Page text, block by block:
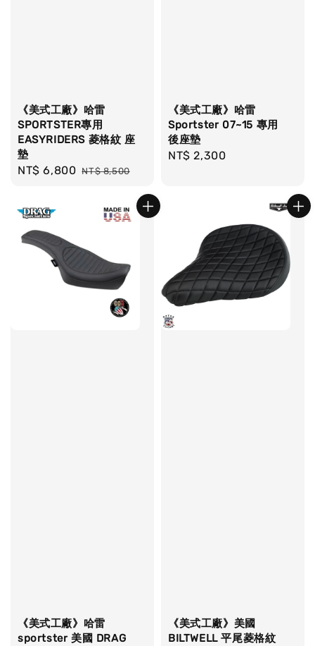
《美式工廠》哈雷
SPORTSTER專用
EASYRIDERS 菱格紋 座
墊
Sale
NT$ 6,800 Regular
NT$ 8,500
《美式工廠》哈雷
Sportster 07~15 專用
後座墊
Regular
NT$ 2,300
《美式工廠》哈雷
sportster 美國 DRAG
《美式工廠》美國
BILTWELL 平尾菱格紋